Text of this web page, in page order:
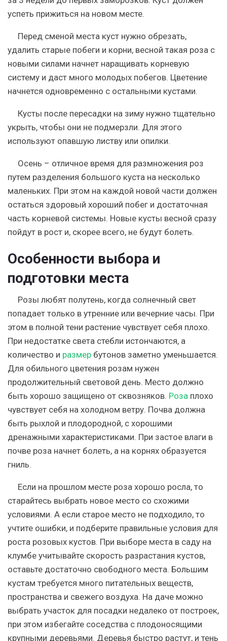
успеть прижиться на новом месте.
Перед сменой места куст нужно обрезать,
удалить старые побеги и корни, весной такая роза с
новыми силами начнет наращивать корневую
систему и даст много молодых побегов. Цветение
начнется одновременно с остальными кустами.
Кусты после пересадки на зиму нужно тщательно
укрыть, чтобы они не подмерзли. Для этого
используют опавшую листву или опилки.
Осень – отличное время для размножения роз
путем разделения большого куста на несколько
маленьких. При этом на каждой новой части должен
остаться здоровый хороший побег и достаточная
часть корневой системы. Новые кусты весной сразу
пойдут в рост и, скорее всего, не будут болеть.
Особенности выбора и
подготовки места
Розы любят полутень, когда солнечный свет
попадает только в утренние или вечерние часы. При
этом в полной тени растение чувствует себя плохо.
При недостатке света стебли истончаются, а
количество и размер бутонов заметно уменьшается.
Для обильного цветения розам нужен
продолжительный световой день. Место должно
быть хорошо защищено от сквозняков. Роза плохо
чувствует себя на холодном ветру. Почва должна
быть рыхлой и плодородной, с хорошими
дренажными характеристиками. При застое влаги в
почве роза начнет болеть, а на корнях образуется
гниль.
Если на прошлом месте роза хорошо росла, то
старайтесь выбрать новое место со схожими
условиями. А если старое место не подходило, то
учтите ошибки, и подберите правильные условия для
роста розовых кустов. При выборе места в саду на
клумбе учитывайте скорость разрастания кустов,
оставьте достаточно свободного места. Большим
кустам требуется много питательных веществ,
пространства и свежего воздуха. На даче можно
выбрать участок для посадки недалеко от построек,
при этом избегайте соседства с плодоносящими
крупными деревьями. Деревья быстро растут, и тень